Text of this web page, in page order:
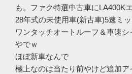
も。ファク特選中古車にLA400K
28年式の未使用車(新古車)5速ミ
ワンタッチオートルーフ＆車速
やでｗ
ほぼ新車なんで
極上なのは当たり前やけど追加